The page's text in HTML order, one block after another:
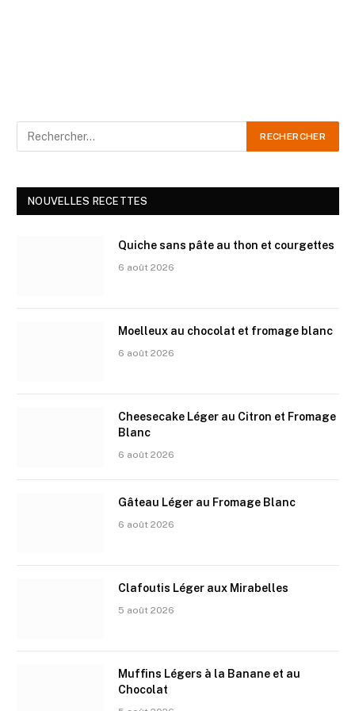
NOUVELLES RECETTES
Quiche sans pâte au thon et courgettes
6 août 2026
Moelleux au chocolat et fromage blanc
6 août 2026
Cheesecake Léger au Citron et Fromage
Blanc
6 août 2026
Gâteau Léger au Fromage Blanc
6 août 2026
Clafoutis Léger aux Mirabelles
5 août 2026
Muffins Légers à la Banane et au
Chocolat